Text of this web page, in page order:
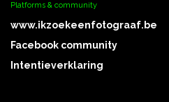
Platforms & community
www.ikzoekeenfotograaf.be
Facebook community
Intentieverklaring